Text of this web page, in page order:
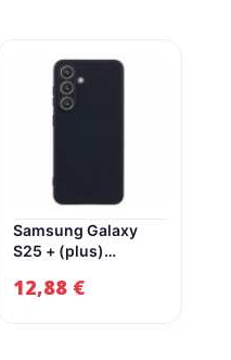
/ S25 + (Plus) Mat
Hybrid Cover –
Magsafe Compatible
Samsung Galaxy
S25 + (plus)
plastique flexible
12,88 €